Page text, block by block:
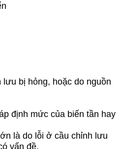
bị hỏng, hoặc do nguồn
định mức của biến tần hay
là do lỗi ở cầu chỉnh lưu
vấn đề.